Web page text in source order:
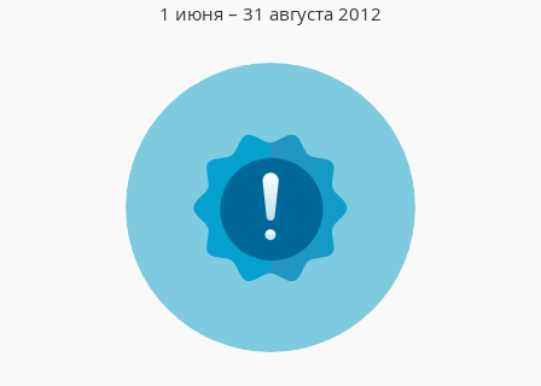
1 июня – 31 августа 2012